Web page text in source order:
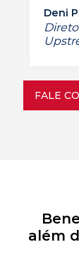
Deni
FALE
além